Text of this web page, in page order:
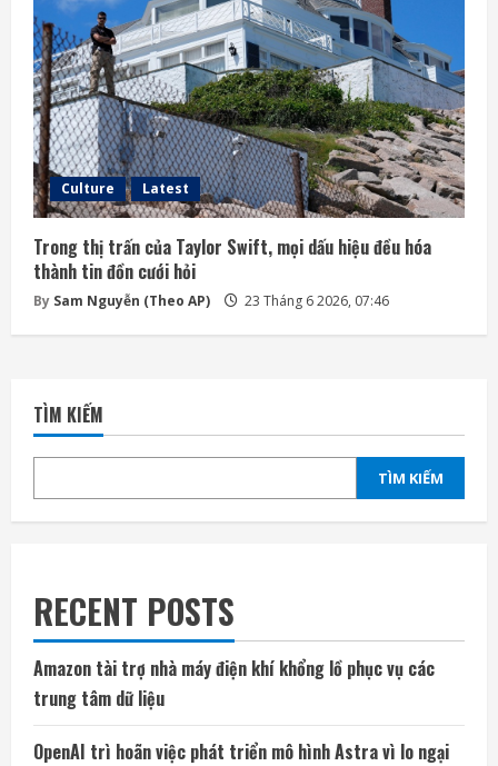
Culture Latest
Trong thị trấn của Taylor Swift, mọi dấu hiệu đều hóa
thành tin đồn cưới hỏi
By Sam Nguyễn (Theo AP) 23 Tháng 6 2026, 07:46
TÌM KIẾM
TÌM KIẾM
RECENT POSTS
Amazon tài trợ nhà máy điện khí khổng lồ phục vụ các
trung tâm dữ liệu
OpenAI trì hoãn việc phát triển mô hình Astra vì lo ngại